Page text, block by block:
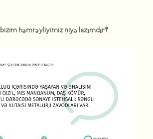
həmrəyliyimiz niyə lazımdır?